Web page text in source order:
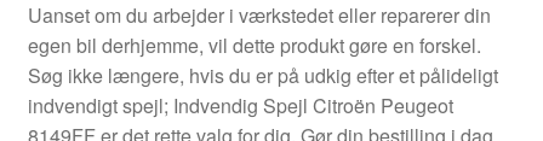
Privatlivspolitik
Vilkår og betingelser
Uanset om du arbejder i værkstedet eller reparerer din
egen bil derhjemme, vil dette produkt gøre en forskel.
Søg ikke længere, hvis du er på udkig efter et pålideligt
indvendigt spejl; Indvendig Spejl Citroën Peugeot